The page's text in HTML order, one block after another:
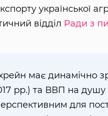
української
відділ Ради з
має динамічно
рр.) та ВВП на
для